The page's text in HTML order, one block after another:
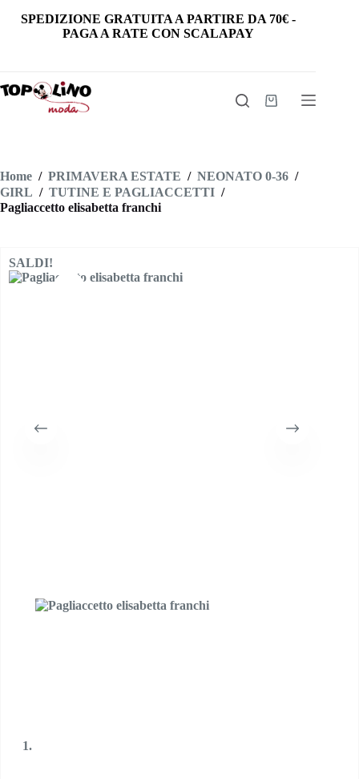
SPEDIZIONE GRATUITA A PARTIRE DA 70€ -
PAGA A RATE CON SCALAPAY
Carrello
Home / PRIMAVERA ESTATE / NEONATO 0-36 /
GIRL / TUTINE E PAGLIACCETTI /
Pagliaccetto elisabetta franchi
SALDI!